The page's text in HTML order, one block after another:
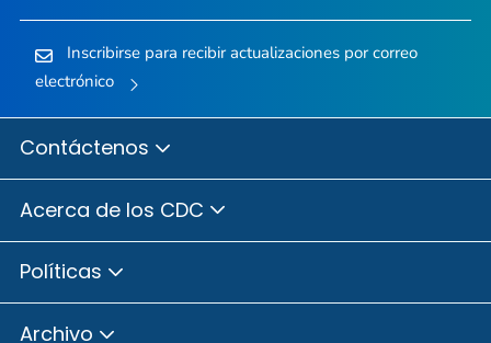
Inscribirse para recibir actualizaciones por correo
electrónico
Contáctenos
Acerca de los CDC
Políticas
Archivo